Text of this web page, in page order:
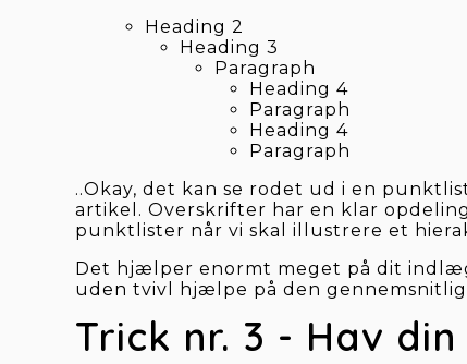
Heading 2
Heading 3
Paragraph
Heading 4
Paragraph
Heading 4
Paragraph
..Okay, det kan se rodet ud i en
artikel. Overskrifter har en klar
punktlister når vi skal illustrere et
Det hjælper enormt meget på dit
uden tvivl hjælpe på den
Trick nr. 3 - Hav